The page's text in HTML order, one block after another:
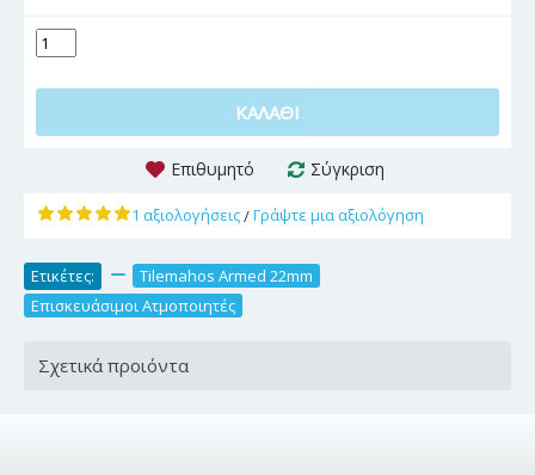
ΚΑΛΆΘΙ
Επιθυμητό Σύγκριση
1 αξιολογήσεις/Γράψτε μια αξιολόγηση
Ετικέτες: Tilemahos Armed 22mm
Επισκευάσιμοι Ατμοποιητές
Σχετικά προιόντα